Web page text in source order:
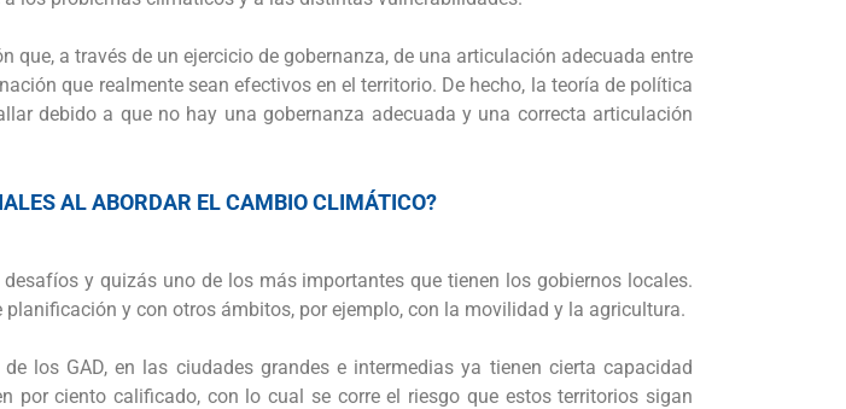
a través de un ejercicio de gobernanza, de una articulación adecuada entre
que realmente sean efectivos en el territorio. De hecho, la teoría de política
debido a que no hay una gobernanza adecuada y una correcta articulación
AL ABORDAR EL CAMBIO CLIMÁTICO?
y quizás uno de los más importantes que tienen los gobiernos locales.
y con otros ámbitos, por ejemplo, con la movilidad y la agricultura.
los GAD, en las ciudades grandes e intermedias ya tienen cierta capacidad
por ciento calificado, con lo cual se corre el riesgo que estos territorios sigan